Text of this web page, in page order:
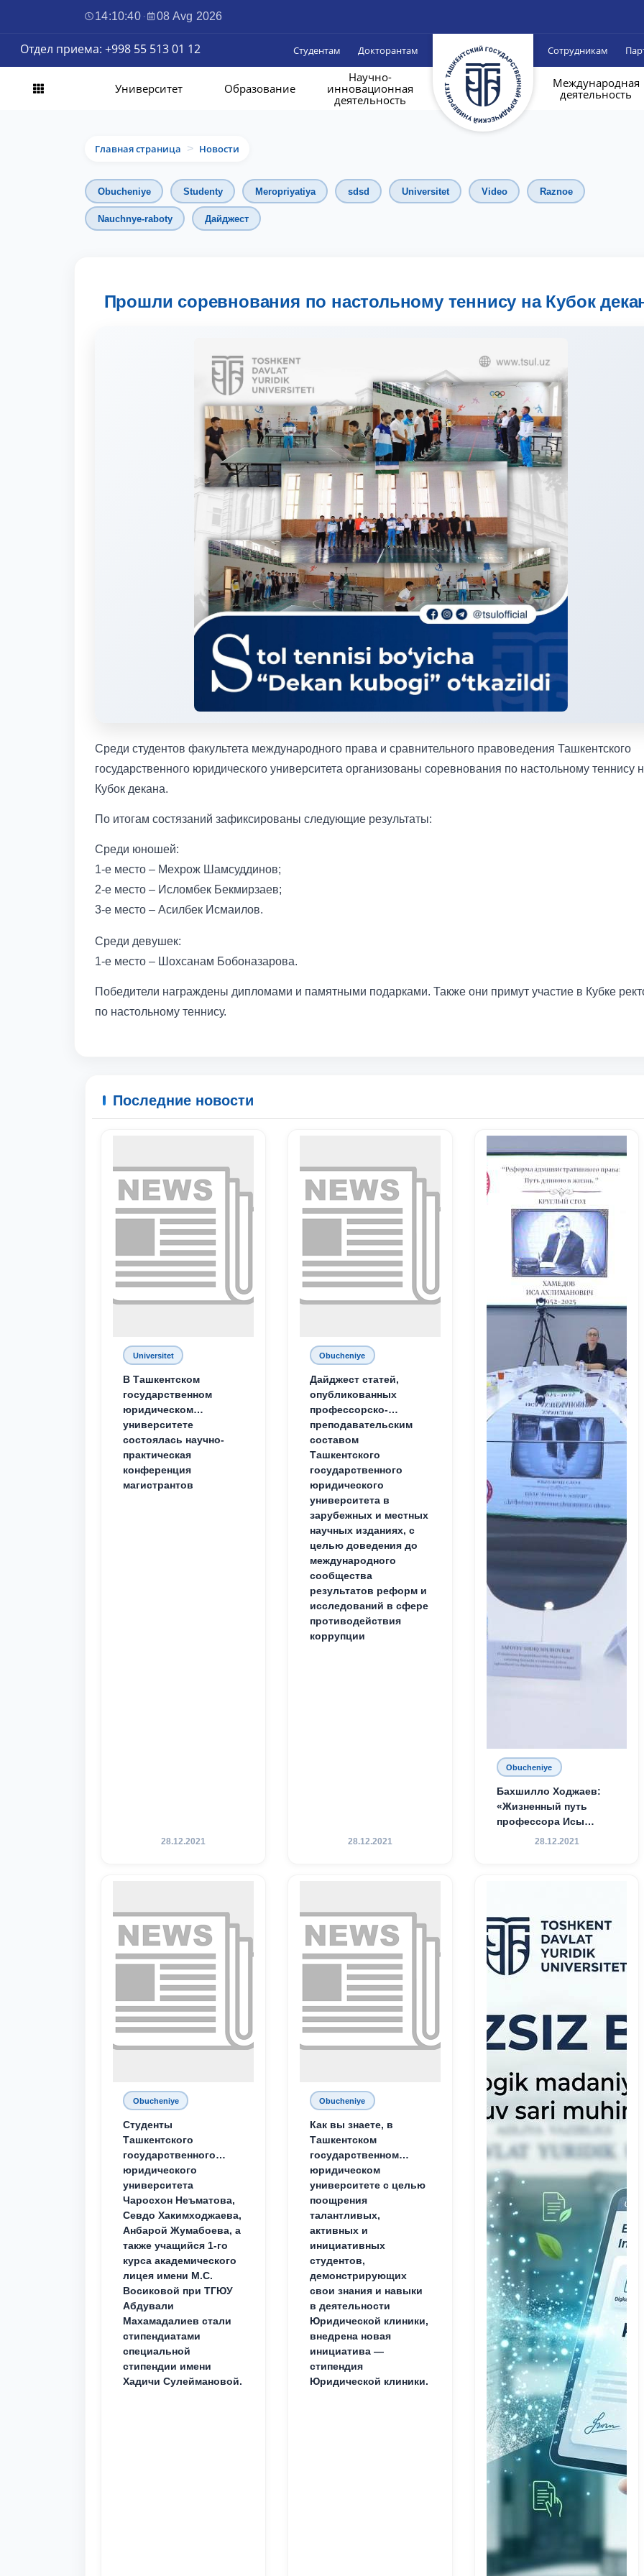
14:10:42 · 08 Avg 2026
Отдел приема: +998 55 513 01 12 Студентам Докторантам Сотрудникам
Университет Образование
Научно-
инновационная
деятельность
Международная
деятельность
Главная страница > Новости
Obucheniye Studenty Meropriyatiya sdsd Universitet Video Raznoe
Nauchnye-raboty Дайджест
Прошли соревнования по настольному теннису на Кубок
Среди студентов факультета международного права и сравнительного правоведения Ташкентского
государственного юридического университета организованы соревнования по настольному теннису
Кубок декана.
По итогам состязаний зафиксированы следующие результаты:
Среди юношей:
1-е место – Мехрож Шамсуддинов;
2-е место – Исломбек Бекмирзаев;
3-е место – Асилбек Исмаилов.
Среди девушек:
1-е место – Шохсанам Бобоназарова.
Победители награждены дипломами и памятными подарками. Также они примут участие в Кубке
по настольному теннису.
Последние новости
Universitet
В Ташкентском
государственном
юридическом
университете
состоялась научно-
практическая
конференция
магистрантов
28.12.2021
Obucheniye
Дайджест статей,
опубликованных
профессорско-
преподавательским
составом
Ташкентского
государственного
юридического
университета в
зарубежных и местных
научных изданиях, с
целью доведения до
международного
сообщества
результатов реформ и
исследований в сфере
противодействия
коррупции
28.12.2021
Obucheniye
Бахшилло Ходжаев:
«Жизненный путь
профессора Исы
Хамедова — яркий
28.12.2021
Obucheniye
Студенты
Ташкентского
государственного
юридического
университета
Чаросхон Неъматова,
Севдо Хакимходжаева,
Анбарой Жумабоева, а
также учащийся 1-го
курса академического
лицея имени М.С.
Восиковой при ТГЮУ
Абдували
Махамадалиев стали
стипендиатами
специальной
стипендии имени
Хадичи Сулеймановой.
Obucheniye
Как вы знаете, в
Ташкентском
государственном
юридическом
университете с целью
поощрения
талантливых,
активных и
инициативных
студентов,
демонстрирующих
свои знания и навыки
в деятельности
Юридической клиники,
внедрена новая
инициатива —
стипендия
Юридической клиники.